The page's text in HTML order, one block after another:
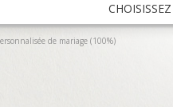
de mariage (100%)